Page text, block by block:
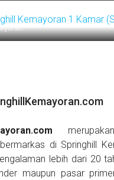
di Springhill
lebih dari 20
maupun pasar